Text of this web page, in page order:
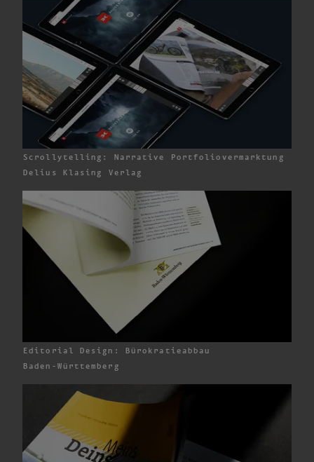
Scrollytelling: Narrative Portfoliovermarktung
Delius Klasing
Verlag
Editorial Design: Bürokratieabbau
Baden-Württemberg